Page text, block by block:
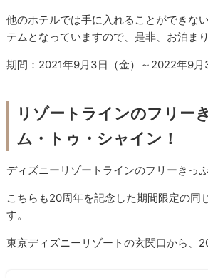
他のホテルでは手に入れることができな
テムとなっていますので、是非、お泊ま
期間：2021年9月3日（金）～2022年9月
リゾートラインのフリー
ム・トゥ・シャイン！
ディズニーリゾートラインのフリーきっ
こちらも20周年を記念した期間限定の同
す。
東京ディズニーリゾートの玄関口から、